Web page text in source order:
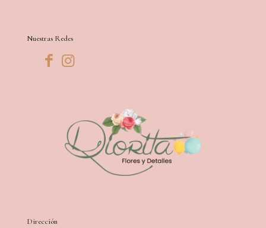
Nuestras Redes
Dirección